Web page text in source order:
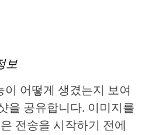
보
이 어떻게 생겼는지 보여
을 공유합니다. 이미지를
전송을 시작하기 전에